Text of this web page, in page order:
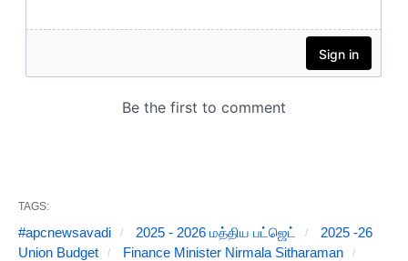
TAGS:
#apcnewsavadi 2025 - 2026 மத்திய பட்ஜெட்
2025 -26
Union Budget
Finance Minister Nirmala Sitharaman